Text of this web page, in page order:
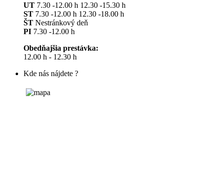
UT 7.30 -12.00 h 12.30 -15.30 h
ST 7.30 -12.00 h 12.30 -18.00 h
ŠT Nestránkový deň
PI 7.30 -12.00 h
Obedňajšia prestávka:
12.00 h - 12.30 h
Kde nás nájdete ?